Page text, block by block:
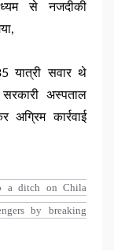
से नजदीकी
यात्री सवार थे
अस्पताल
अग्रिम कार्रवाई
a ditch on Chila
by breaking